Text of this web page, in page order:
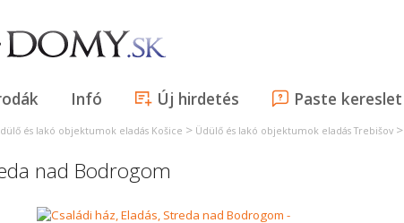
Infó Új hirdetés Paste kereslet
és lakó objektumok eladás Košice > Üdülő és lakó objektumok eladás Trebišov >
nad Bodrogom